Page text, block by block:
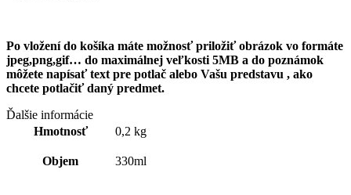
Po vložení do košíka máte možnosť priložiť obrázok vo formáte
jpeg,png,gif… do maximálnej veľkosti 5MB a do poznámok
môžete napísať text pre potlač alebo Vašu predstavu , ako
chcete potlačiť daný predmet.
Ďalšie informácie
Hmotnosť
0,2 kg
Objem 330ml